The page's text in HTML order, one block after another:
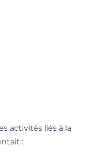
activités liés à la
: